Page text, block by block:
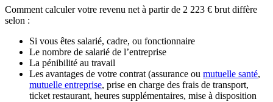
Comment calculer votre revenu net à partir de 2 223 € brut diffère
selon :
Si vous êtes salarié, cadre, ou fonctionnaire
Le nombre de salarié de l’entreprise
La pénibilité au travail
Les avantages de votre contrat (assurance ou mutuelle santé,
mutuelle entreprise, prise en charge des frais de transport,
ticket restaurant, heures supplémentaires, mise à disposition